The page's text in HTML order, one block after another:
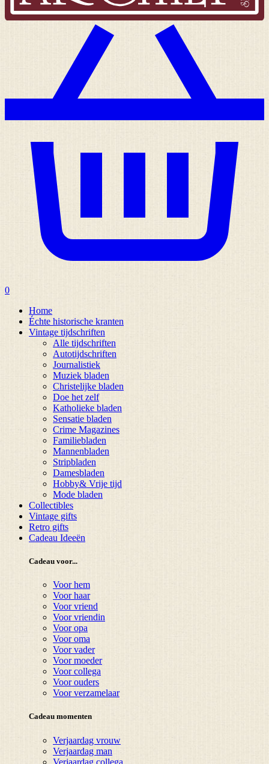
0
Home
Échte historische kranten
Vintage tijdschriften
Alle tijdschriften
Autotijdschriften
Journalistiek
Muziek bladen
Christelijke bladen
Doe het zelf
Katholieke bladen
Sensatie bladen
Crime Magazines
Familiebladen
Mannenbladen
Stripbladen
Damesbladen
Hobby& Vrije tijd
Mode bladen
Collectibles
Vintage gifts
Retro gifts
Cadeau Ideeën
Cadeau voor...
Voor hem
Voor haar
Voor vriend
Voor vriendin
Voor opa
Voor oma
Voor vader
Voor moeder
Voor collega
Voor ouders
Voor verzamelaar
Cadeau momenten
Verjaardag vrouw
Verjaardag man
Verjaardag collega